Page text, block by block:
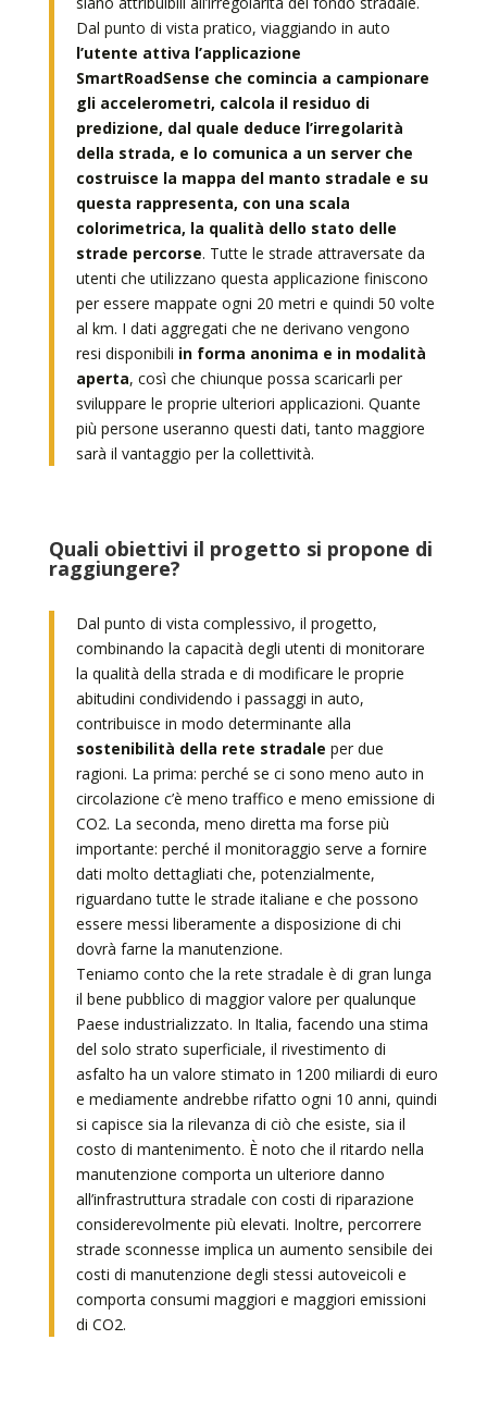
Dal punto di vista pratico, viaggiando in auto
l’utente attiva l’applicazione
SmartRoadSense che comincia a campionare
gli accelerometri, calcola il residuo di
predizione, dal quale deduce l’irregolarità
della strada, e lo comunica a un server che
costruisce la mappa del manto stradale e su
questa rappresenta, con una scala
colorimetrica, la qualità dello stato delle
strade percorse. Tutte le strade attraversate da
utenti che utilizzano questa applicazione finiscono
per essere mappate ogni 20 metri e quindi 50 volte
al km. I dati aggregati che ne derivano vengono
resi disponibili in forma anonima e in modalità
aperta, così che chiunque possa scaricarli per
sviluppare le proprie ulteriori applicazioni. Quante
più persone useranno questi dati, tanto maggiore
sarà il vantaggio per la collettività.
Quali obiettivi il progetto si propone di
raggiungere?
Dal punto di vista complessivo, il progetto,
combinando la capacità degli utenti di monitorare
la qualità della strada e di modificare le proprie
abitudini condividendo i passaggi in auto,
contribuisce in modo determinante alla
sostenibilità della rete stradale per due
ragioni. La prima: perché se ci sono meno auto in
circolazione c’è meno traffico e meno emissione di
CO2. La seconda, meno diretta ma forse più
importante: perché il monitoraggio serve a fornire
dati molto dettagliati che, potenzialmente,
riguardano tutte le strade italiane e che possono
essere messi liberamente a disposizione di chi
dovrà farne la manutenzione.
Teniamo conto che la rete stradale è di gran lunga
il bene pubblico di maggior valore per qualunque
Paese industrializzato. In Italia, facendo una stima
del solo strato superficiale, il rivestimento di
asfalto ha un valore stimato in 1200 miliardi di euro
e mediamente andrebbe rifatto ogni 10 anni, quindi
si capisce sia la rilevanza di ciò che esiste, sia il
costo di mantenimento. È noto che il ritardo nella
manutenzione comporta un ulteriore danno
all’infrastruttura stradale con costi di riparazione
considerevolmente più elevati. Inoltre, percorrere
strade sconnesse implica un aumento sensibile dei
costi di manutenzione degli stessi autoveicoli e
comporta consumi maggiori e maggiori emissioni
di CO2.